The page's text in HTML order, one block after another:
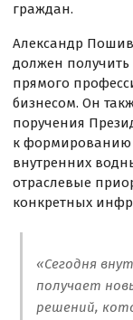
граждан.
Александр
должен получить
прямого
бизнесом. Он
поручения
к формированию
внутренних
отраслевые
конкретных
«Сегодня
получает
решений,